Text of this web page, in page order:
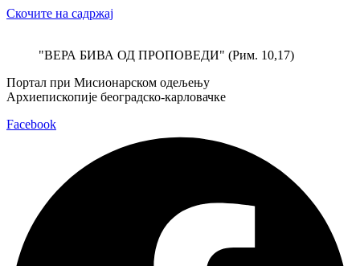
Скочите на садржај
"ВЕРА БИВА ОД ПРОПОВЕДИ" (Рим. 10,17)
Портал при Мисионарском одељењу
Архиепископије београдско-карловачке
Facebook